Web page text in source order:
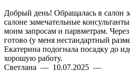
Добрый день! Обращалась в салон
салоне замечательные
моим запросам и парвметрам.
готово (у меня нестандартный
Екатерина подогнала посадку до
хорошую работу.
Светлана — 10.07.2025 —